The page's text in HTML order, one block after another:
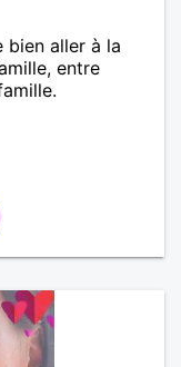
bien aller à la
entre